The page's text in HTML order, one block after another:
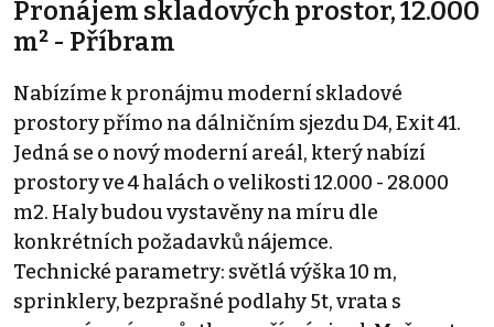
Pronájem skladových prostor, 12.000
m² - Příbram
Nabízíme k pronájmu moderní skladové
prostory přímo na dálničním sjezdu D4, Exit 41.
Jedná se o nový moderní areál, který nabízí
prostory ve 4 halách o velikosti 12.000 - 28.000
m2. Haly budou vystavěny na míru dle
konkrétních požadavků nájemce.
Technické parametry: světlá výška 10 m,
sprinklery, bezprašné podlahy 5t, vrata s